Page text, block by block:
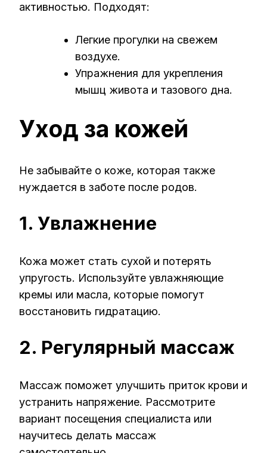
активностью. Подходят:
Легкие прогулки на свежем
воздухе.
Упражнения для укрепления
мышц живота и тазового дна.
Уход за кожей
Не забывайте о коже, которая также
нуждается в заботе после родов.
1. Увлажнение
Кожа может стать сухой и потерять
упругость. Используйте увлажняющие
кремы или масла, которые помогут
восстановить гидратацию.
2. Регулярный массаж
Массаж поможет улучшить приток крови и
устранить напряжение. Рассмотрите
вариант посещения специалиста или
научитесь делать массаж